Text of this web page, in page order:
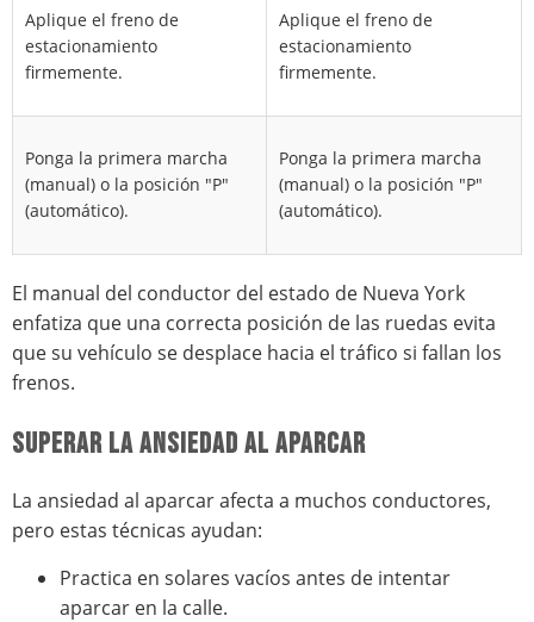
Aplique el freno de
estacionamiento
firmemente.
Aplique el freno de
estacionamiento
firmemente.
Ponga la primera marcha
(manual) o la posición "P"
(automático).
Ponga la primera marcha
(manual) o la posición "P"
(automático).
El manual del conductor del estado de Nueva York
enfatiza que una correcta posición de las ruedas evita
que su vehículo se desplace hacia el tráfico si fallan los
frenos.
SUPERAR LA ANSIEDAD AL APARCAR
La ansiedad al aparcar afecta a muchos conductores,
pero estas técnicas ayudan:
Practica en solares vacíos antes de intentar
aparcar en la calle.